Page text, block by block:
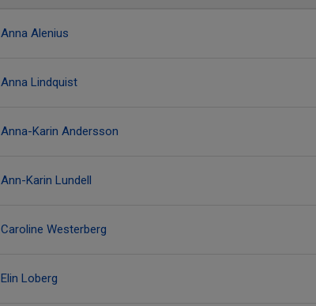
Anna Alenius
Anna Lindquist
Anna-Karin Andersson
Ann-Karin Lundell
Caroline Westerberg
Elin Loberg